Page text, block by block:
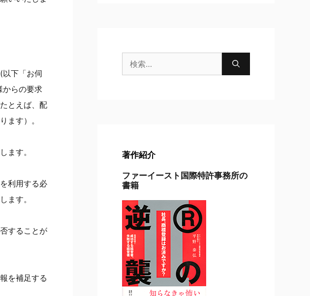
以下「お伺
からの要求
とえば、配
ます）。
ます。
利用する必
ます。
することが
を補足する
索:
著作紹介
ファーイースト国際特許事務所の
書籍